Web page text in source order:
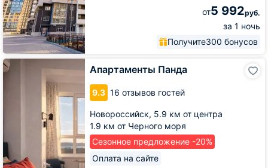
от5 992руб.
за 1 ночь
Получите300 бонусов
Апартаменты Панда
9.3 16 отзывов гостей
Новороссийск, 5.9 км от центра
1.9 км от Черного моря
Сезонное предложение -20%
Оплата на сайте
Апартаменты
Панда